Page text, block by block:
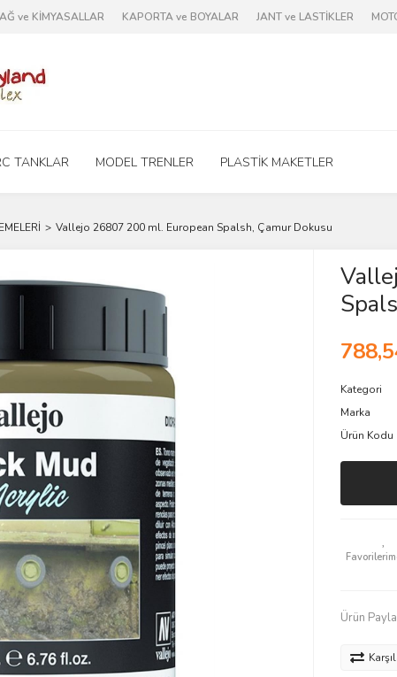
ve KİMYASALLAR KAPORTA ve BOYALAR JANT ve LASTİKLER
TANKLAR MODEL TRENLER PLASTİK MAKETLER
Vallejo 26807 200 ml. European Spalsh, Çamur Dokusu
Kategori
Marka
Ürün Kodu
Ürün